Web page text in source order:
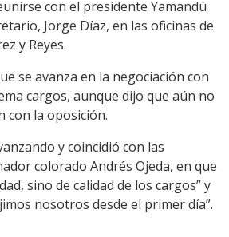
con el presidente Yamandú
Jorge Díaz, en las oficinas de
y Reyes.
se avanza en la negociación con
cargos, aunque dijo que aún no
con la oposición.
y coincidió con las
colorado Andrés Ojeda, en que
sino de calidad de los cargos” y
nosotros desde el primer día”.